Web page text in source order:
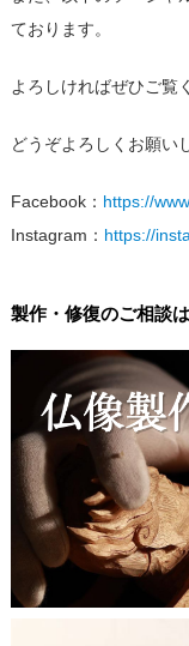
ております。
よろしければぜひご覧
どうぞよろしくお願い
Facebook： https://
Instagram： https://
製作・修復のご相談